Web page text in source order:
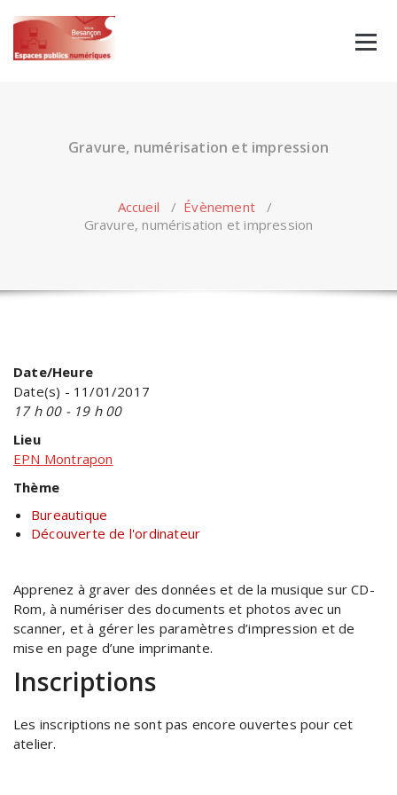
content
Gravure, numérisation et impression
Accueil / Évènement /
Gravure, numérisation et impression
Date/Heure
Date(s) - 11/01/2017
17 h 00 - 19 h 00
Lieu
EPN Montrapon
Thème
Bureautique
Découverte de l'ordinateur
Apprenez à graver des données et de la musique sur CD-
Rom, à numériser des documents et photos avec un
scanner, et à gérer les paramètres d’impression et de
mise en page d’une imprimante.
Inscriptions
Les inscriptions ne sont pas encore ouvertes pour cet
atelier.